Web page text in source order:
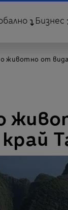
Бизнес
животно от
край